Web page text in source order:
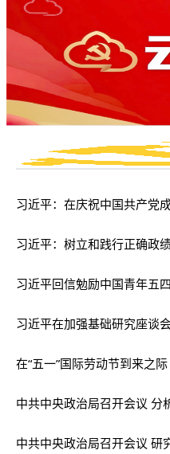
习近平：在庆祝中国共产党
年大会上的讲话
习近平：树立和践行正确政
习近平回信勉励中国青年五
时代青年先锋奖获奖者代表
理想矢志拼搏奋斗 带动广大
追求融入国家发展大局
习近平在加强基础研究座谈
更大力度更实举措加强基础
打牢科技强国建设根基
在“五一”国际劳动节到来之
全国广大劳动群众致以节日
慰问
中共中央政治局召开会议 分
经济形势和经济工作 中共中
中共中央政治局召开会议 研